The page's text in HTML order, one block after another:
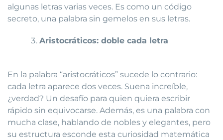
algunas letras varias veces. Es como un código
secreto, una palabra sin gemelos en sus letras.
Aristocráticos: doble cada letra
En la palabra “aristocráticos” sucede lo contrario:
cada letra aparece dos veces. Suena increíble,
¿verdad? Un desafío para quien quiera escribir
rápido sin equivocarse. Además, es una palabra con
mucha clase, hablando de nobles y elegantes, pero
su estructura esconde esta curiosidad matemática